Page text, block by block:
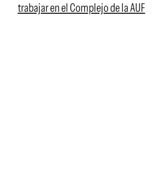
trabajar en el Complejo de la AUF